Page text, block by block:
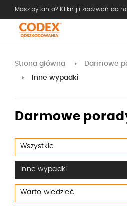
Masz pytania? Kliknij i zadzwoń do
Strona główna
Darmowe
Inne wypadki
Darmowe
Wszystkie
Inne wypadki
Warto wiedzieć